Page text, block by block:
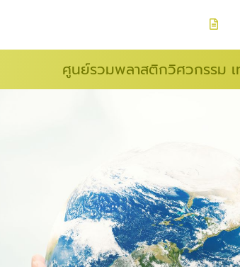
ศูนย์รวมพลาสติกวิศวกรรม เ